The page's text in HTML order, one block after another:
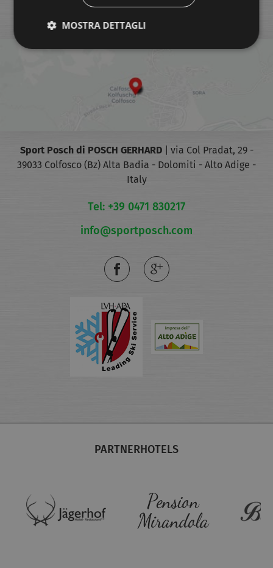
Sport Posch di POSCH GERHARD| via Col Pradat, 29 -
39033 Colfosco (Bz) Alta Badia - Dolomiti - Alto Adige -
Italy
Tel: +39 0471 830217
info@sportposch.com
PARTNERHOTELS
MOSTRA DETTAGLI